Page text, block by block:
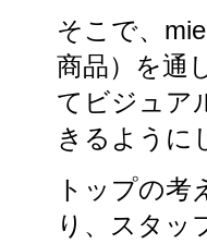
そこで、
商品）を通
てビジュア
きるように
トップの考
り、スタッ